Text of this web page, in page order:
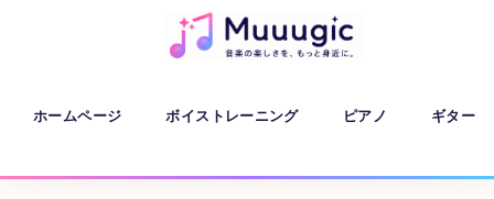
ホームページ ボイストレーニング ピアノ ギター